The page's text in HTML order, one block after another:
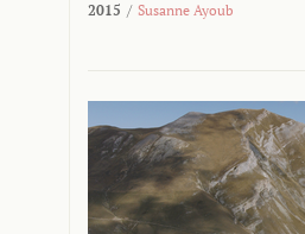
2015 / Susanne Ayoub